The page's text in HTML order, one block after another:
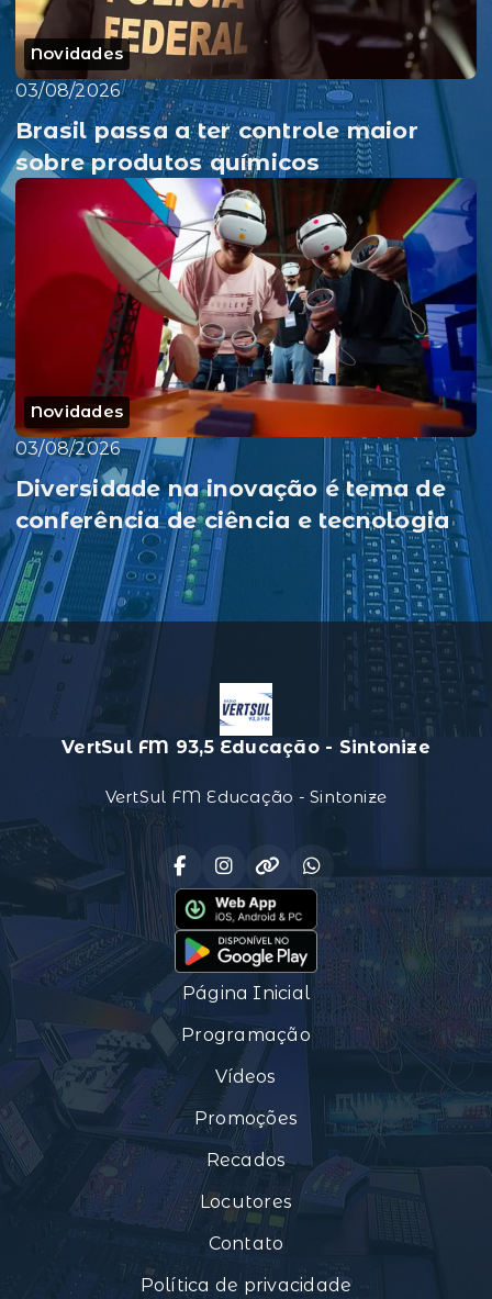
Novidades
03/08/2026
Brasil passa a ter controle maior
sobre produtos químicos
Novidades
03/08/2026
Diversidade na inovação é tema de
conferência de ciência e tecnologia
VertSul FM 93,5 Educação - Sintonize
VertSul FM Educação - Sintonize
Página Inicial
Programação
Vídeos
Promoções
Recados
Locutores
Contato
Política de privacidade